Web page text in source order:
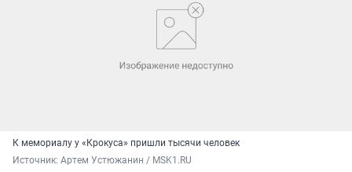
К мемориалу у «Крокуса» пришли тысячи человек
Источник: Артем Устюжанин / MSK1.RU